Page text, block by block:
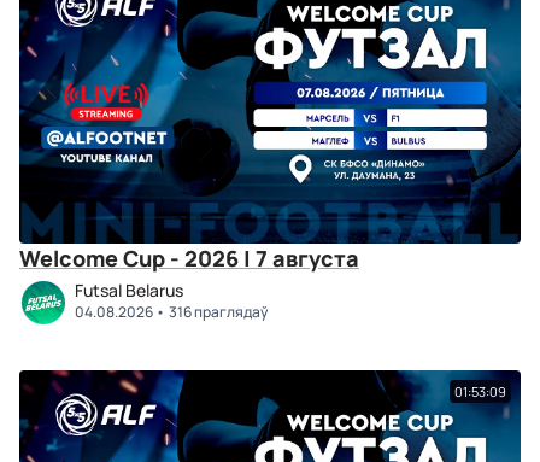
Welcome Cup - 2026 | 7 августа
Futsal Belarus
04.08.2026 316 праглядаў
01:53:09